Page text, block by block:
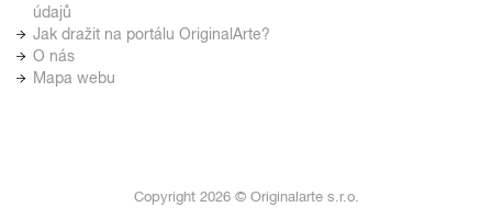
údajů
Jak dražit na portálu OriginalArte?
O nás
Mapa webu
Copyright 2026 © Originalarte s.r.o.